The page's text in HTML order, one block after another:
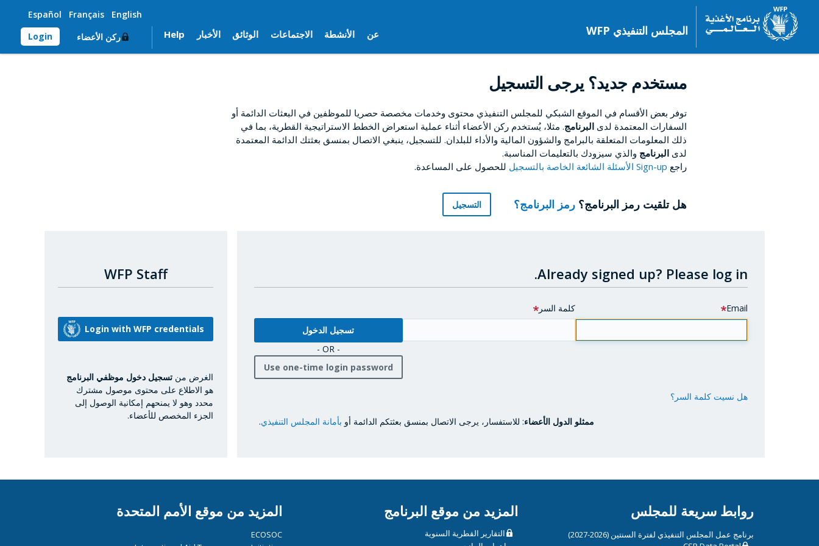
المجلس التنفيذي WFP
English
Français
Español
عن الأنشطة الاجتماعات الوثائق الأخبار Help ركن الأعضاء Login
مستخدم جديد؟ يرجى التسجيل
توفر بعض الأقسام في الموقع الشبكي للمجلس التنفيذي محتوى وخدمات مخصصة حصريا للموظفين في البعثات الدائمة أو
السفارات المعتمدة لدىالبرنامج. مثلا، يُستخدم ركن الأعضاء أثناء عملية استعراض الخطط الاستراتيجية القطرية، بما في
ذلك المعلومات المتعلقة بالبرامج والشؤون المالية والأداء للبلدان. للتسجيل، ينبغي الاتصال بمنسق بعثتك الدائمة المعتمدة
لدىالبرنامج والذي سيزودك بالتعليمات المناسبة.
راجع Sign-up الأسئلة الشائعة الخاصة بالتسجيل للحصول على المساعدة.
هل تلقيت رمز البرنامج؟رمز البرنامج؟ التسجيل
WFP Staff
الغرض من تسجيل دخول موظفي البرنامج
هو الاطلاع على محتوى موصول مشترك
محدد وهو لا يمنحهم إمكانية الوصول إلى
الجزء المخصص للأعضاء.
Already signed up? Please log in.
Email كلمة السر
- OR -
Use one-time login password
هل نسيت كلمة السر؟
ممثلو الدول الأعضاء: للاستفسار، يرجى الاتصال بمنسق بعثتكم الدائمة أو بأمانة المجلس التنفيذي.
روابط سريعة للمجلس
برنامج عمل المجلس التنفيذي لفترة السنتين (2026-2027)
المزيد من موقع البرنامج
التقارير القطرية السنوية
المزيد من موقع الأمم المتحدة
ECOSOC